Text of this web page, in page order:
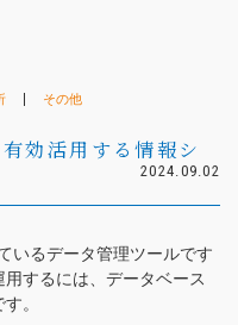
2F
18:00）
その他
効活用する情報シ
2024.09.02
いるデータ管理ツールです
するには、データベース
。